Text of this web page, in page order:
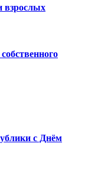
взрослых
с Днём